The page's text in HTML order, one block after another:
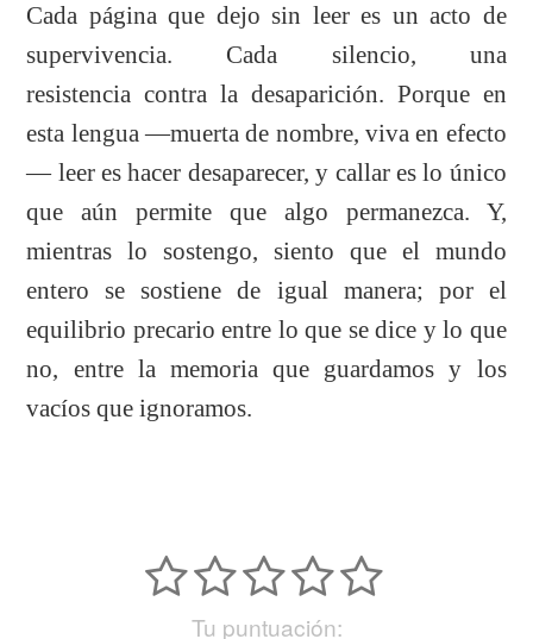
Cada página que dejo sin leer es un acto de
supervivencia. Cada silencio, una
resistencia contra la desaparición. Porque en
esta lengua —muerta de nombre, viva en efecto
— leer es hacer desaparecer, y callar es lo único
que aún permite que algo permanezca. Y,
mientras lo sostengo, siento que el mundo
entero se sostiene de igual manera; por el
equilibrio precario entre lo que se dice y lo que
no, entre la memoria que guardamos y los
vacíos que ignoramos.
Tu puntuación: